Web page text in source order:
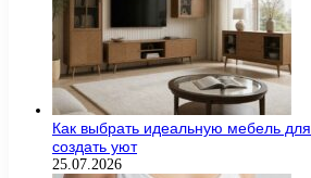
Как выбрать идеальную мебель
создать уют
25.07.2026